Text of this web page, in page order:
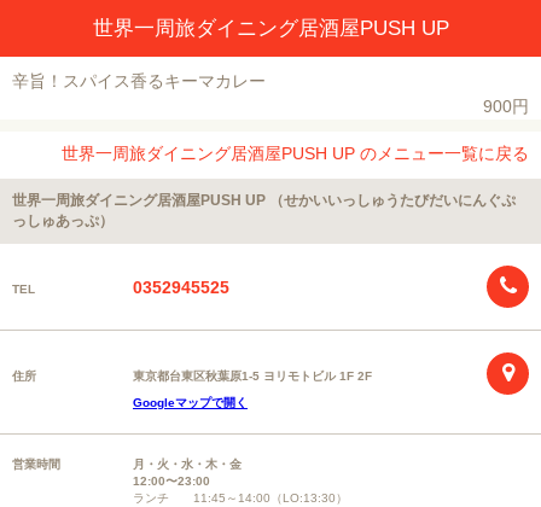
世界一周旅ダイニング居酒屋PUSH UP
辛旨！スパイス香るキーマカレー
900円
世界一周旅ダイニング居酒屋PUSH UP のメニュー一覧に戻る
世界一周旅ダイニング居酒屋PUSH UP （せかいいっしゅうたびだいにんぐぷ
っしゅあっぷ）
TEL 0352945525
住所
東京都台東区秋葉原1-5 ヨリモトビル 1F 2F
Googleマップで開く
営業時間
月・火・水・木・金
12:00〜23:00
ランチ 11:45～14:00（LO:13:30）